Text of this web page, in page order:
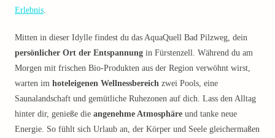
Erlebnis.
Mitten in dieser Idylle findest du das AquaQuell Bad Pilzweg, dein
persönlicher Ort der Entspannung in Fürstenzell. Während du am
Morgen mit frischen Bio-Produkten aus der Region verwöhnt wirst,
warten im hoteleigenen Wellnessbereich zwei Pools, eine
Saunalandschaft und gemütliche Ruhezonen auf dich. Lass den Alltag
hinter dir, genieße die angenehme Atmosphäre und tanke neue
Energie. So fühlt sich Urlaub an, der Körper und Seele gleichermaßen